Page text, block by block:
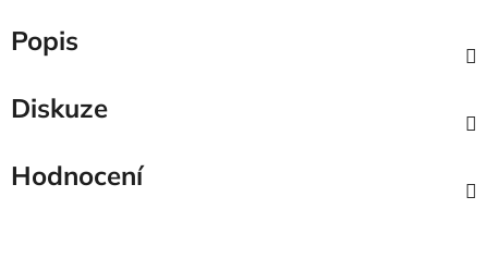
Popis
Diskuze
Hodnocení